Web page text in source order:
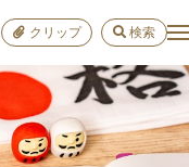
クリップ 検索
小学
お出
雑学